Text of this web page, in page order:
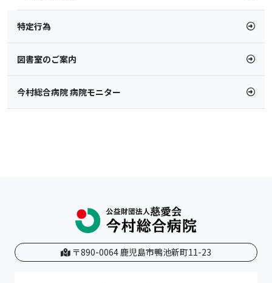
特定行為
図書室のご案内
今村総合病院 病院モニター
〒890-0064 鹿児島市鴨池新町11-23